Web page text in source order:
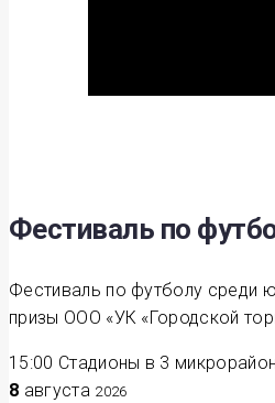
Фестиваль по
Фестиваль по футболу среди
призы ООО «УК «Городской
15:00 Стадионы в 3
8 августа 2026